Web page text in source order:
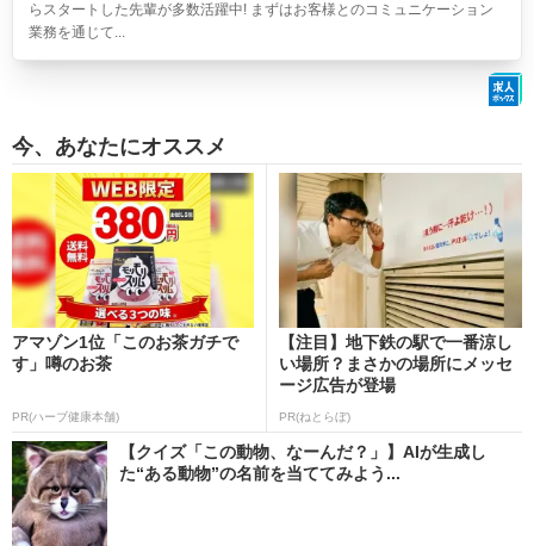
らスタートした先輩が多数活躍中! まずはお客様とのコミュニケーション
業務を通じて...
今、あなたにオススメ
アマゾン1位「このお茶ガチで
す」噂のお茶
PR(ハーブ健康本舗)
【注目】地下鉄の駅で一番涼し
い場所？まさかの場所にメッセ
ージ広告が登場
PR(ねとらぼ)
【クイズ「この動物、なーんだ？」】AIが生成し
た“ある動物”の名前を当ててみよう...